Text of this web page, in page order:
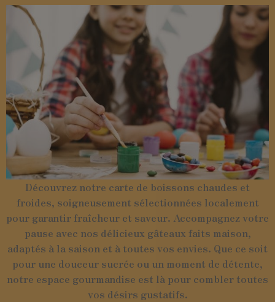
Découvrez notre carte de boissons chaudes et
froides, soigneusement sélectionnées localement
pour garantir fraîcheur et saveur. Accompagnez votre
pause avec nos délicieux gâteaux faits maison,
adaptés à la saison et à toutes vos envies. Que ce soit
pour une douceur sucrée ou un moment de détente,
notre espace gourmandise est là pour combler toutes
vos désirs gustatifs.